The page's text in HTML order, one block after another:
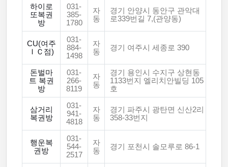
하이로
또복권
방
031-
385-
1780
자
동
경기 안양시 동안구 관악대
로339번길 7,(관양동)
CU(여주
ＩＣ점)
031-
884-
1498
자
동
경기 여주시 세종로 390
돈벌마
트 복권
방
031-
266-
8119
자
동
경기 용인시 수지구 상현동
1133번지 엘리치안빌딩 105
호
삼거리
복권방
031-
941-
4818
자
동
경기 파주시 광탄면 신산2리
358-33번지
행운복
권방
031-
544-
2517
자
동
경기 포천시 솔모루로 86-1